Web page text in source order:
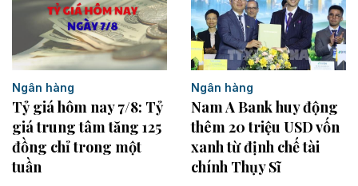
Ngân hàng
Tỷ giá hôm nay 7/8: Tỷ
giá trung tâm tăng 125
đồng chỉ trong một
tuần
Ngân hàng
Nam A Bank huy động
thêm 20 triệu USD vốn
xanh từ định chế tài
chính Thụy Sĩ